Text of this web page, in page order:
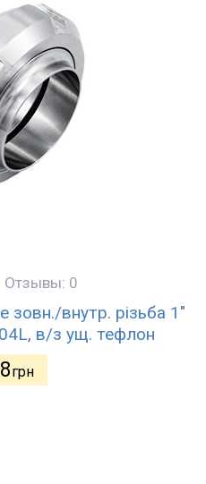
Отзывы: 0
зовн./внутр. різьба 1"
в/з ущ. тефлон
грн